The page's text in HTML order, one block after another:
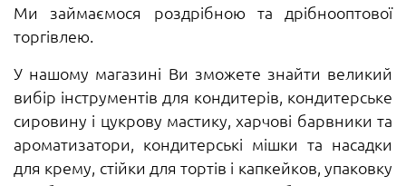
Ми займаємося роздрібною та дрібнооптової
торгівлею.
У нашому магазині Ви зможете знайти великий
вибір інструментів для кондитерів, кондитерське
сировину і цукрову мастику, харчові барвники та
ароматизатори, кондитерські мішки та насадки
для крему, стійки для тортів і капкейков, упаковку